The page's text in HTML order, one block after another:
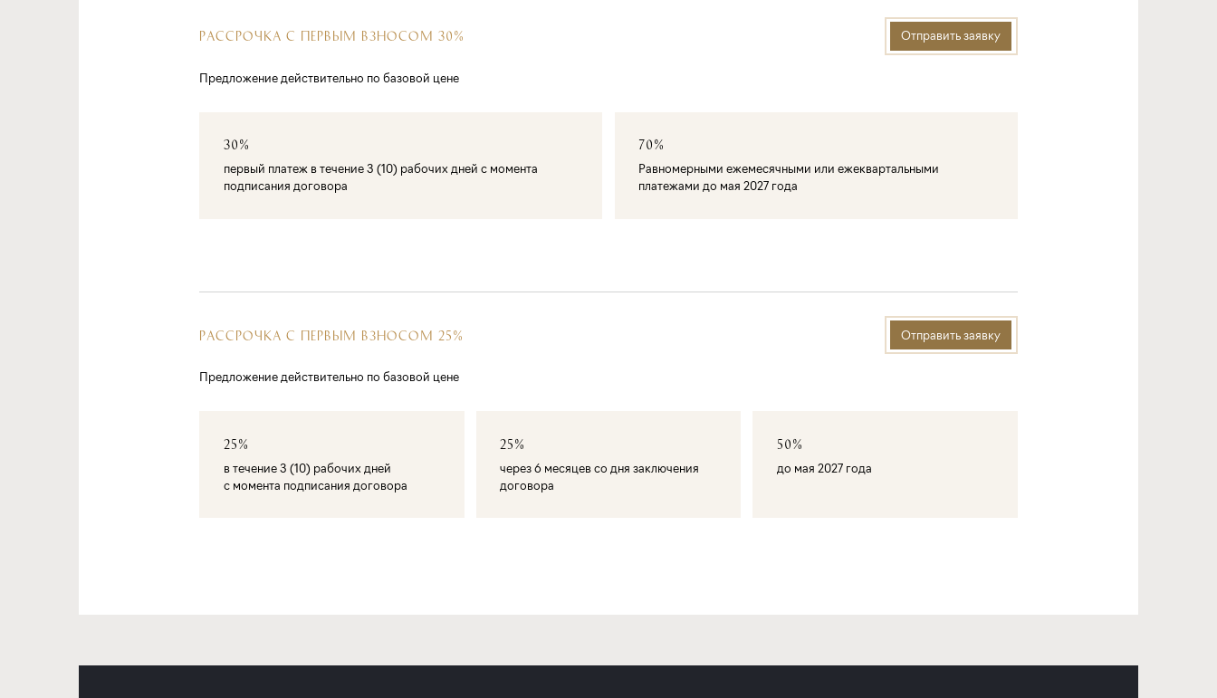
РАССРОЧКА С ПЕРВЫМ ВЗНОСОМ 30%
Предложение действительно по базовой цене
Отправить заявку
30%
первый платеж в течение 3 (10) рабочих дней с момента
подписания договора
70%
Равномерными ежемесячными или ежеквартальными
платежами до мая 2027 года
РАССРОЧКА С ПЕРВЫМ ВЗНОСОМ 25%
Предложение действительно по базовой цене
Отправить заявку
25%
в течение 3 (10) рабочих дней
с момента подписания договора
25%
через 6 месяцев со дня заключения
договора
50%
до мая 2027 года